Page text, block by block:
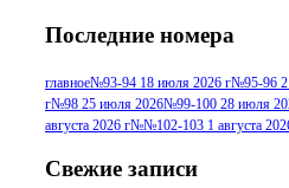
июля 2017 г(11)№96
г(13) №96 28 июля
июля 2014 г(10)
Последние номера
главное№93-94 18 июля 2026 г№95-96
г№98 25 июля 2026№99-100 28 июля
августа 2026 г№№102-103 1 августа
Свежие записи